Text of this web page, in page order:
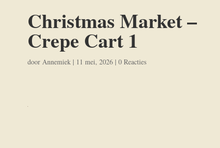
Christmas Market –
Crepe Cart 1
door Annemiek| 11 mei, 2026| 0 Reacties